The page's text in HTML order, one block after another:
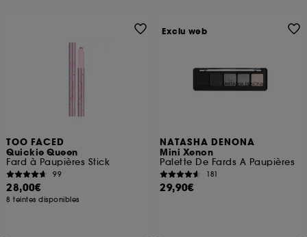
TOO FACED
Quickie Queen
Fard à Paupières Stick
99
28,00€
8 teintes disponibles
NATASHA DENONA
Mini Xenon
Palette De Fards A Paupières
181
29,90€
Exclu web
Sephora pourra associer les informations de
navigation collectées par ces Cookies, pour les
collectées ou générées lors de votre activité en ligne
ou en magasin. Pour refuser tous les cookies, cliques
sur "continuer sans accepter". Voous pouvez à tout
moment choisir de retirer votrte consentement. Si vous
utilisés,